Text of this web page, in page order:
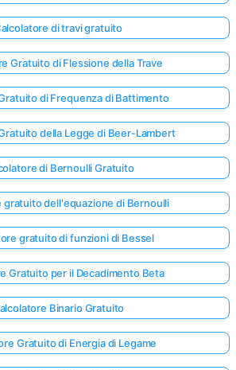
di travi gratuito
Gratuito di Flessione della Trave
di Frequenza di Battimento
della Legge di Beer-Lambert
di Bernoulli Gratuito
gratuito dell'equazione di Bernoulli
gratuito di funzioni di Bessel
Gratuito per il Decadimento Beta
Binario Gratuito
Gratuito di Energia di Legame